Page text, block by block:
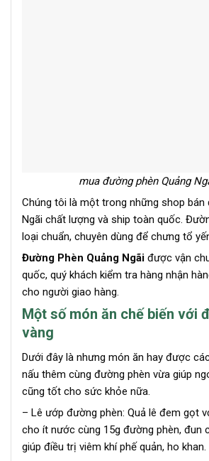
mua đường phèn Quảng
Chúng tôi là một trong những shop bán
Ngãi chất lượng và ship toàn quốc.
loại chuẩn, chuyên dùng để chưng tổ
Đường Phèn Quảng Ngãi được vận
quốc, quý khách kiểm tra hàng nhận
cho người giao hàng.
Một số món ăn chế biến với
vàng
Dưới đây là nhưng món ăn hay được
nấu thêm cùng đường phèn vừa giúp
cũng tốt cho sức khỏe nữa.
– Lê ướp đường phèn: Quả lê đem gọt
cho ít nước cùng 15g đường phèn, đun
giúp điều trị viêm khí phế quản, ho khan.